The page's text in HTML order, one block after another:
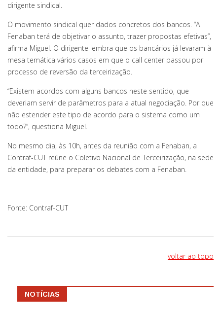
dirigente sindical.
O movimento sindical quer dados concretos dos bancos. “A
Fenaban terá de objetivar o assunto, trazer propostas efetivas”,
afirma Miguel. O dirigente lembra que os bancários já levaram à
mesa temática vários casos em que o call center passou por
processo de reversão da terceirização.
“Existem acordos com alguns bancos neste sentido, que
deveriam servir de parâmetros para a atual negociação. Por que
não estender este tipo de acordo para o sistema como um
todo?”, questiona Miguel.
No mesmo dia, às 10h, antes da reunião com a Fenaban, a
Contraf-CUT reúne o Coletivo Nacional de Terceirização, na sede
da entidade, para preparar os debates com a Fenaban.
Fonte: Contraf-CUT
voltar ao topo
NOTÍCIAS